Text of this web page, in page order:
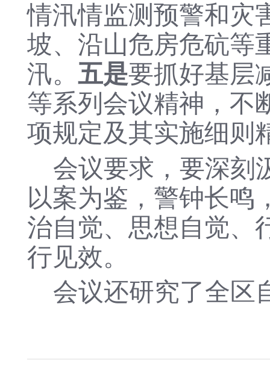
情汛情监测预警和灾
坡、沿山危房危砊等
汛。 五是要抓好基层
等系列会议精神，不
项规定及其实施细则
会议要求，要深刻
以案为鉴，警钟长鸣
治自觉、思想自觉、
行见效。
会议还研究了全区